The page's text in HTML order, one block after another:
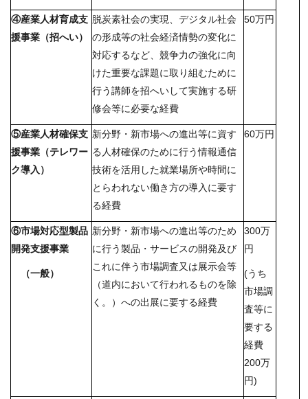
④産業人材育成支
援事業（招へい）
脱炭素社会の実現、デジタル社会
の形成等の社会経済情勢の変化に
対応するなど、競争力の強化に向
けた重要な課題に取り組むために
行う講師を招へいして実施する研
修会等に必要な経費
50万円
⑤産業人材確保支
援事業（テレワー
ク導入）
新分野・新市場への進出等に資す
る人材確保のために行う情報通信
技術を活用した就業場所や時間に
とらわれない働き方の導入に要す
る経費
60万円
⑥市場対応型製品
開発支援事業
（一般）
新分野・新市場への進出等のため
に行う製品・サービスの開発及び
これに伴う市場調査又は展示会等
（道内において行われるものを除
く。）への出展に要する経費
300万
円
(うち
市場調
査等に
要する
経費
200万
円)